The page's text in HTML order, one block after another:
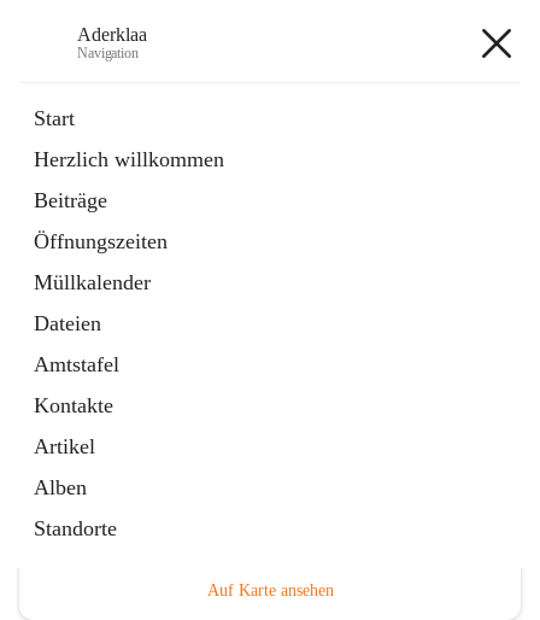
Aderklaa
Navigation
Start
Herzlich willkommen
Beiträge
Öffnungszeiten
Müllkalender
Dateien
Amtstafel
Kontakte
Artikel
Alben
Standorte
6 Schnellzugriffe
Gemeinde
3 Schnellzugriffe
Auf Karte ansehen